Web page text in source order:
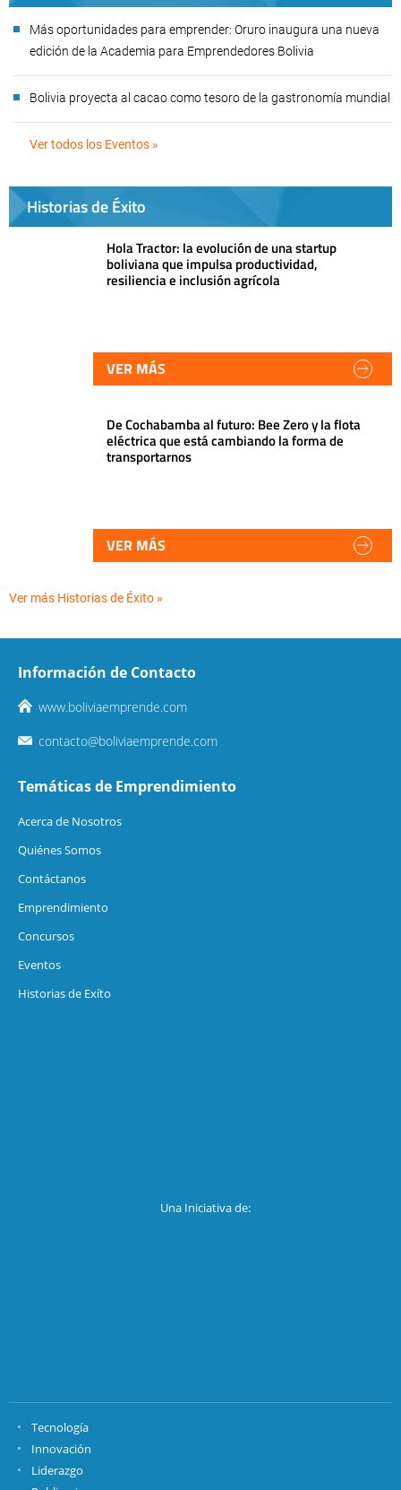
Más oportunidades para emprender: Oruro inaugura una nueva
edición de la Academia para Emprendedores Bolivia
Bolivia proyecta al cacao como tesoro de la gastronomía mundial
Ver todos los Eventos »
Historias de Éxito
Hola Tractor: la evolución de una startup
boliviana que impulsa productividad,
resiliencia e inclusión agrícola
VER MÁS
De Cochabamba al futuro: Bee Zero y la flota
eléctrica que está cambiando la forma de
transportarnos
VER MÁS
Ver más Historias de Éxito »
Información de Contacto
www.boliviaemprende.com
contacto@boliviaemprende.com
Temáticas de Emprendimiento
Acerca de Nosotros
Quiénes Somos
Contáctanos
Emprendimiento
Concursos
Eventos
Historias de Exíto
Una Iniciativa de:
Tecnología
Innovación
Liderazgo